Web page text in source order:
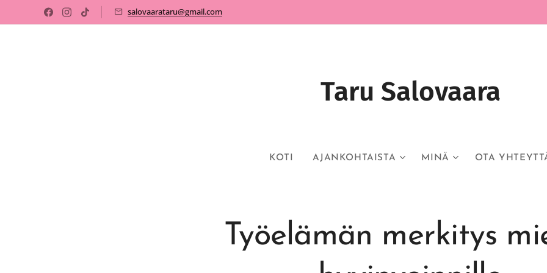
salovaarataru@gmail.com
Taru Salovaara
KOTI AJANKOHTAISTA MINÄ OTA
Työelämän merkitys